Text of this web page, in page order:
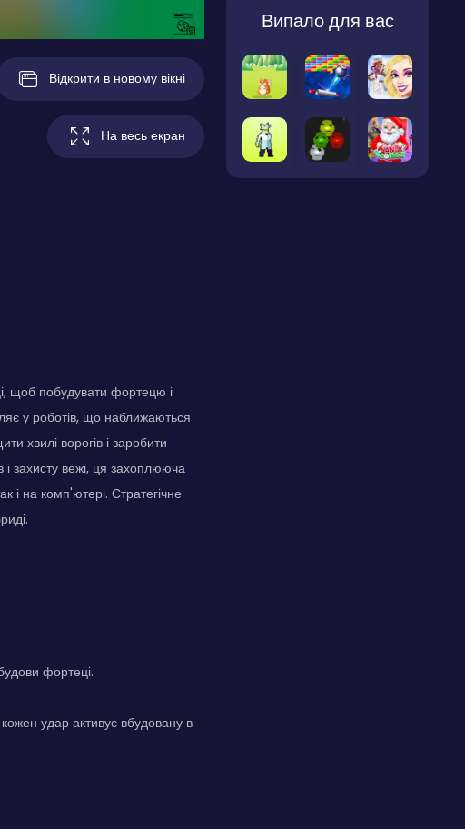
Відкрити в новому вікні
На весь екран
щоб побудувати фортецю і
у роботів, що наближаються
хвилі ворогів і заробити
захисту вежі, ця захоплююча
і на комп'ютері. Стратегічне
фортеці.
удар активує вбудовану в
Випало для вас